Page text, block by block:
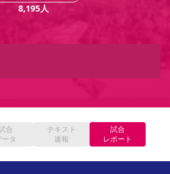
LEAGUES 取り組み実績
ルパーク
セレッソフットサルパーク長居
洲
YANMAR HANASAKA STADIUM
その他スポーツクラブ
チケット イベント
メディア
8,195人
合
ータ
テキスト
速報
試合
レポート